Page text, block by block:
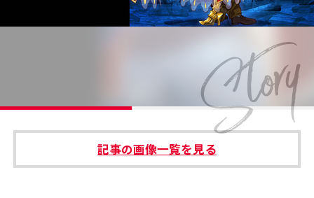
#サステナブルな取り組み #スタッフが語る
運営会社 プライバシーポリシー
本サイトご利用にあたって Cookie Settings
記事の画像一覧を見る